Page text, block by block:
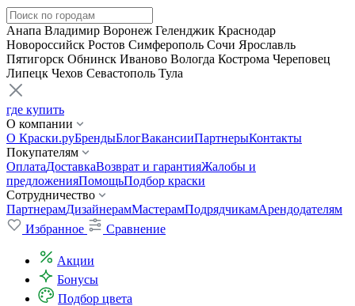
Анапа Владимир Воронеж Геленджик Краснодар
Новороссийск Ростов Симферополь Сочи Ярославль
Пятигорск Обнинск Иваново Вологда Кострома Череповец
Липецк Чехов Севастополь Тула
где купить
О компании
О Краски.руБрендыБлогВакансииПартнерыКонтакты
Покупателям
ОплатаДоставкаВозврат и гарантияЖалобы и
предложенияПомощьПодбор краски
Сотрудничество
ПартнерамДизайнерамМастерамПодрядчикамАрендодателям
Избранное
Сравнение
Акции
Бонусы
Подбор цвета